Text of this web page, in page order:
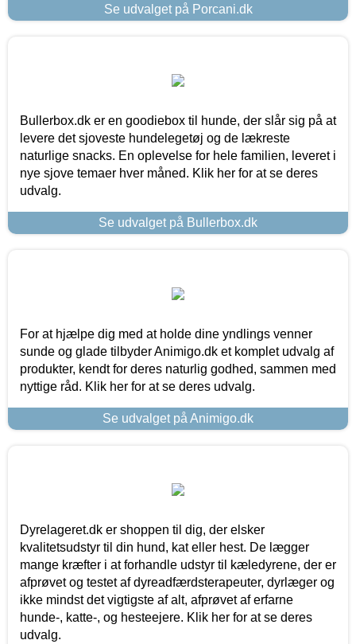
Se udvalget på Porcani.dk
Bullerbox.dk er en goodiebox til hunde, der slår sig på at
levere det sjoveste hundelegetøj og de lækreste
naturlige snacks. En oplevelse for hele familien, leveret i
nye sjove temaer hver måned. Klik her for at se deres
udvalg.
Se udvalget på Bullerbox.dk
For at hjælpe dig med at holde dine yndlings venner
sunde og glade tilbyder Animigo.dk et komplet udvalg af
produkter, kendt for deres naturlig godhed, sammen med
nyttige råd. Klik her for at se deres udvalg.
Se udvalget på Animigo.dk
Dyrelageret.dk er shoppen til dig, der elsker
kvalitetsudstyr til din hund, kat eller hest. De lægger
mange kræfter i at forhandle udstyr til kæledyrene, der er
afprøvet og testet af dyreadfærdsterapeuter, dyrlæger og
ikke mindst det vigtigste af alt, afprøvet af erfarne
hunde-, katte-, og hesteejere. Klik her for at se deres
udvalg.